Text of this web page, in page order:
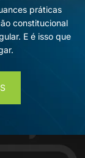
práticas
constitucional
E é isso que